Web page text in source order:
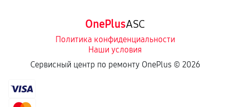
OnePlusASC
Политика конфиденциальности
Наши условия
Сервисный центр по ремонту OnePlus © 2026